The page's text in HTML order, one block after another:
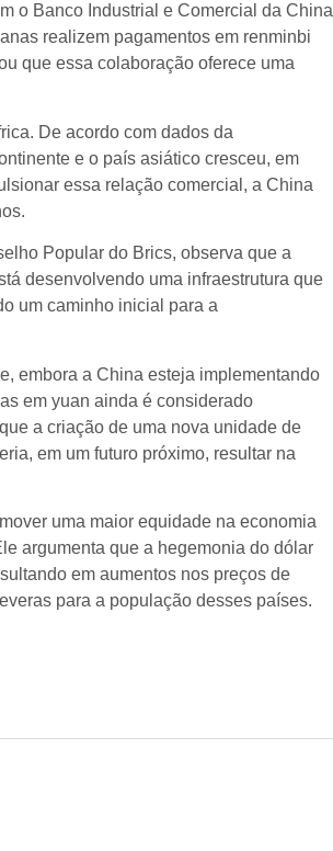
o Banco Industrial e Comercial da China
realizem pagamentos em renminbi
que essa colaboração oferece uma
De acordo com dados da
e o país asiático cresceu, em
essa relação comercial, a China
Popular do Brics, observa que a
desenvolvendo uma infraestrutura que
um caminho inicial para a
embora a China esteja implementando
em yuan ainda é considerado
a criação de uma nova unidade de
em um futuro próximo, resultar na
uma maior equidade na economia
argumenta que a hegemonia do dólar
em aumentos nos preços de
para a população desses países.